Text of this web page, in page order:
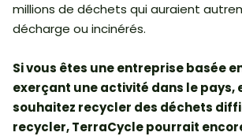
millions de déchets qui auraient
décharge ou incinérés.
Si vous êtes une entreprise basée
exerçant une activité dans le pays,
souhaitez recycler des déchets
recycler, TerraCycle pourrait